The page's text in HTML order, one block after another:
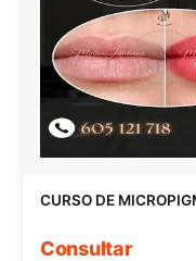
CURSO DE
Consultar